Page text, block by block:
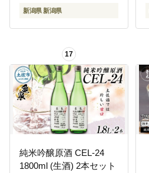
新潟県 新潟県
17
純米吟醸原酒 CEL-24
1800ml (生酒) 2本セット